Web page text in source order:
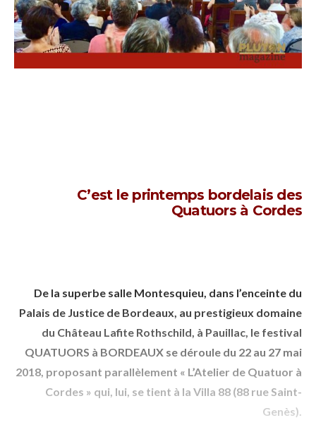
C’est le printemps bordelais des
Quatuors à Cordes
De la superbe salle Montesquieu, dans l’enceinte du
Palais de Justice de Bordeaux, au prestigieux domaine
du Château Lafite Rothschild, à Pauillac, le festival
QUATUORS à BORDEAUX se déroule du 22 au 27 mai
2018, proposant parallèlement « L’Atelier de Quatuor à
Cordes » qui, lui, se tient à la Villa 88 (88 rue Saint-
Genès).